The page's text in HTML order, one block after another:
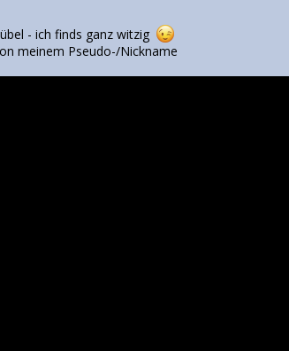
- ich finds ganz witzig
meinem Pseudo-/Nickname